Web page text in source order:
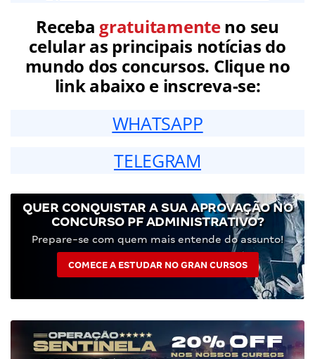
Receba gratuitamenteno seu
celular as principais notícias do
mundo dos concursos. Clique no
link abaixo e inscreva-se:
WHATSAPP
TELEGRAM
QUER CONQUISTAR A SUA APROVAÇÃO NO
CONCURSO PF ADMINISTRATIVO?
Prepare-se com quem mais entende do assunto!
COMECE A ESTUDAR NO GRAN CURSOS